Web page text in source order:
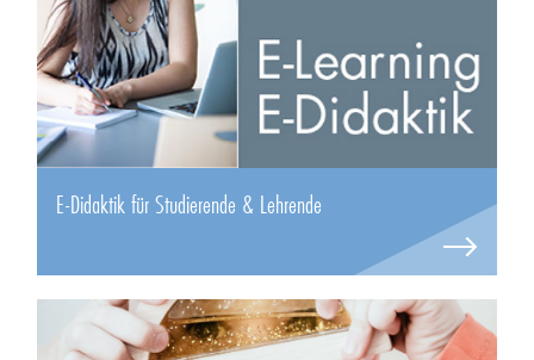
E-Didaktik für Studierende & Lehrende